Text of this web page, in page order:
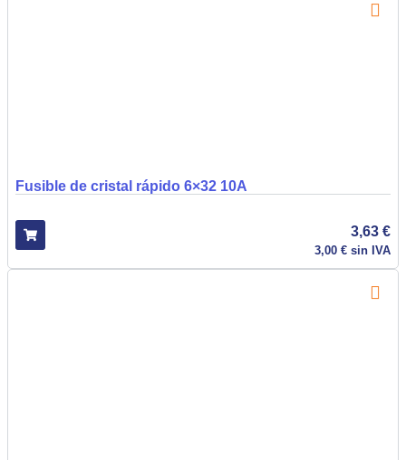
Fusible de cristal rápido 6×32 10A
3,63 €
3,00 € sin IVA